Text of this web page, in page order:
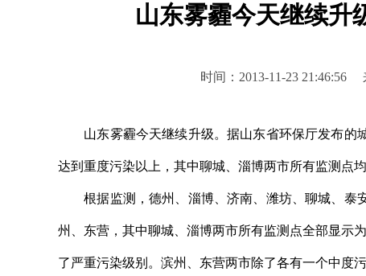
山东雾霾今天继续升
时间：2013-11-23
山东雾霾今天继续升级。据山东省环保厅发布的
达到重度污染以上，其中聊城、淄博两市所有监测点均
根据监测，德州、淄博、济南、潍坊、聊城、泰
州、东营，其中聊城、淄博两市所有监测点全部显示
了严重污染级别。滨州、东营两市除了各有一个中度